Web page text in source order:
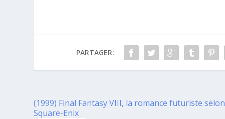
PARTAGER:
(1999) Final Fantasy VIII, la romance futuriste selon
Square-Enix